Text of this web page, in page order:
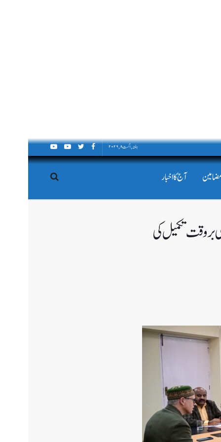
ہفتہ, اگست ۸, ۲۰۲۶
آج کا اخبار
بروقت تکمیل کی